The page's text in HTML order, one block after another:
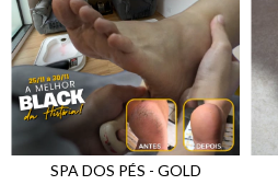
SPA DOS PÉS - GOLD